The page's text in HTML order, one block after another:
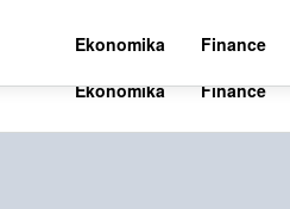
Ekonomika Finance